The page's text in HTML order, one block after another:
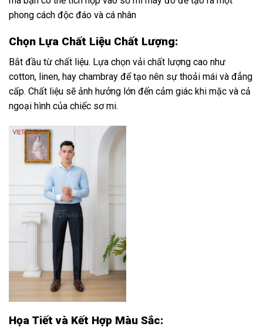
phong cách độc đáo và cá nhân
Chọn Lựa Chất Liệu Chất Lượng:
Bắt đầu từ chất liệu. Lựa chọn vải chất lượng cao như
cotton, linen, hay chambray để tạo nên sự thoải mái và đẳng
cấp. Chất liệu sẽ ảnh hưởng lớn đến cảm giác khi mặc và cả
ngoại hình của chiếc sơ mi.
Họa Tiết và Kết Hợp Màu Sắc: